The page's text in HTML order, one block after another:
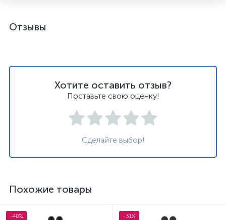
Отзывы
Хотите оставить отзыв?
Поставьте свою оценку!
Сделайте выбор!
Похожие товары
-48% -31%